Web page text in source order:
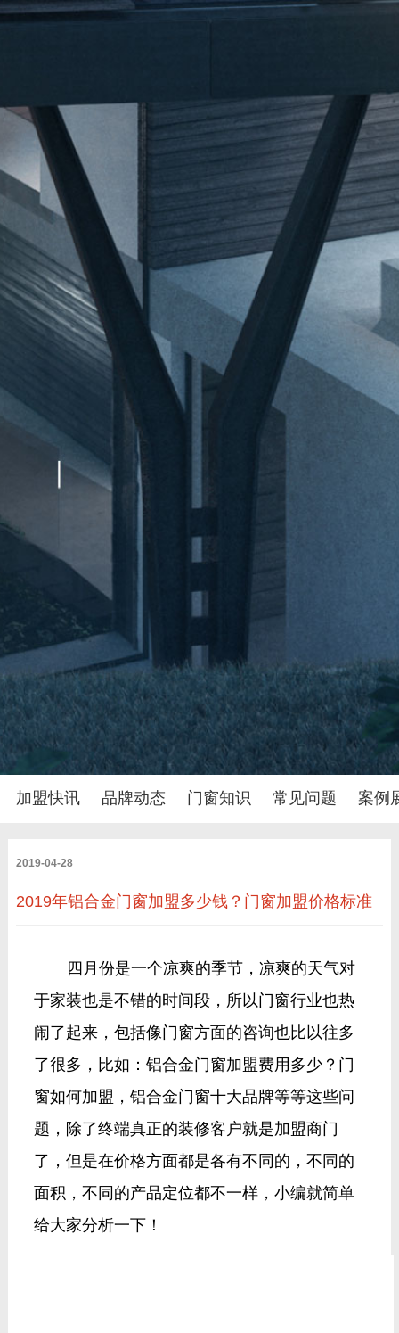
加盟快讯 品牌动态 门窗知识 常见问题 案例
2019-04-28
2019年铝合金门窗加盟多少钱？门窗加盟价格标准
四月份是一个凉爽的季节，凉爽的天气对
于家装也是不错的时间段，所以门窗行业也热
闹了起来，包括像门窗方面的咨询也比以往多
了很多，比如：铝合金门窗加盟费用多少？门
窗如何加盟，铝合金门窗十大品牌等等这些问
题，除了终端真正的装修客户就是加盟商门
了，但是在价格方面都是各有不同的，不同的
面积，不同的产品定位都不一样，小编就简单
给大家分析一下！